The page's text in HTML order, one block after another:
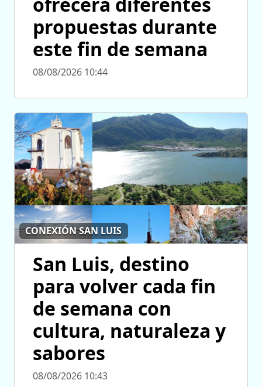
propuestas durante
este fin de semana
08/08/2026 10:44
CONEXIÓN SAN LUIS
San Luis, destino
para volver cada fin
de semana con
cultura, naturaleza y
sabores
08/08/2026 10:43